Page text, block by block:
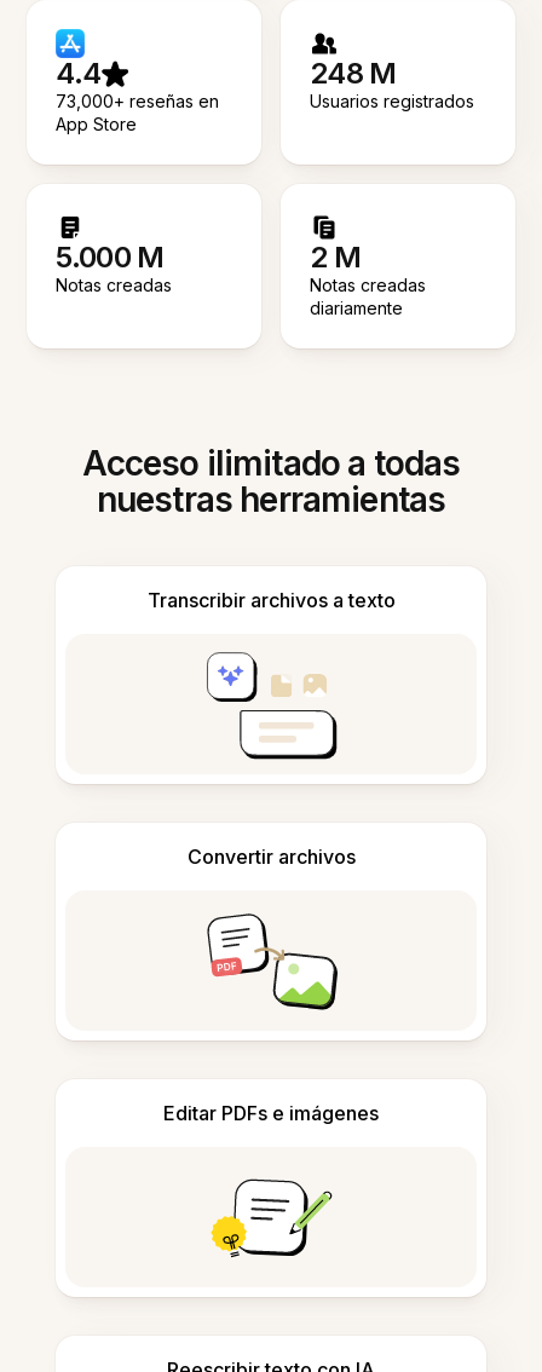
4.4
73,000+ reseñas en
App Store
248 M
Usuarios registrados
5.000 M
Notas creadas
2 M
Notas creadas
diariamente
Acceso ilimitado a todas
nuestras herramientas
Transcribir archivos a texto
Convertir archivos
Editar PDFs e imágenes